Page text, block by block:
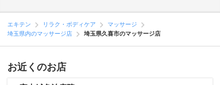
エキテン リラク・ボディケア
マッサージ
埼玉県内のマッサージ店
埼玉県久喜市のマッサージ店
お近くのお店